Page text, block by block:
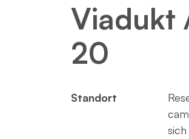
Viadukt
20
Standort